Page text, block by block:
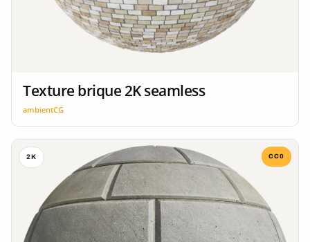
Texture brique 2K seamless
ambientCG
2K CC0